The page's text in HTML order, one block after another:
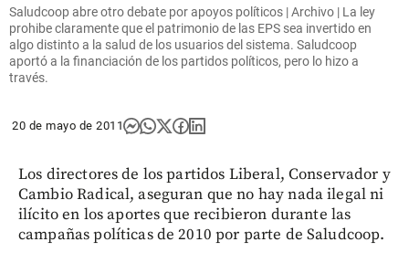
Saludcoop abre otro debate por apoyos políticos | Archivo | La ley
prohibe claramente que el patrimonio de las EPS sea invertido en
algo distinto a la salud de los usuarios del sistema. Saludcoop
aportó a la financiación de los partidos políticos, pero lo hizo a
través.
20 de mayo de 2011
Los directores de los partidos Liberal, Conservador y
Cambio Radical, aseguran que no hay nada ilegal ni
ilícito en los aportes que recibieron durante las
campañas políticas de 2010 por parte de Saludcoop.